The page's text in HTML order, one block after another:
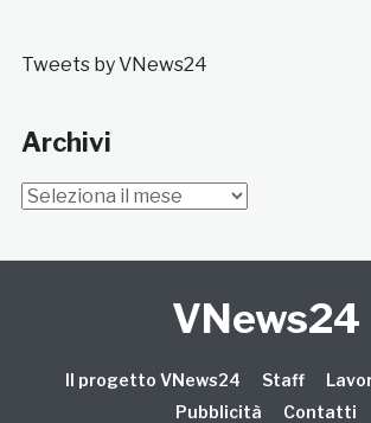
Tweets by VNews24
Archivi
Archivi
VNews24
Il progetto VNews24 Staff
Pubblicità
Contatti